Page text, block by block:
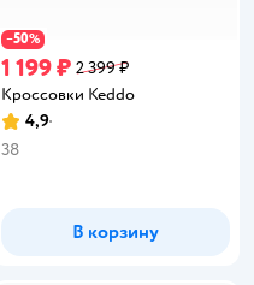
−50%
1 199 ₽ 2 399 ₽
Кроссовки Keddo
Рейтинг:
4,9
38
В корзину